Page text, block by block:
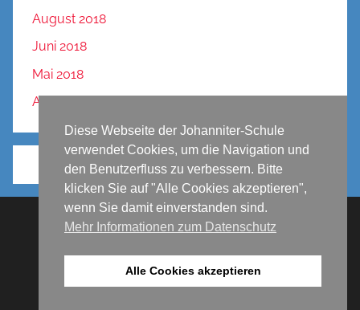
August 2018
Juni 2018
Mai 2018
April 2018
Impressum
Datenschutz
Diese Webseite der Johanniter-Schule
verwendet Cookies, um die Navigation und
den Benutzerfluss zu verbessern. Bitte
klicken Sie auf "Alle Cookies akzeptieren",
wenn Sie damit einverstanden sind.
Mehr Informationen zum Datenschutz
Alle Cookies akzeptieren